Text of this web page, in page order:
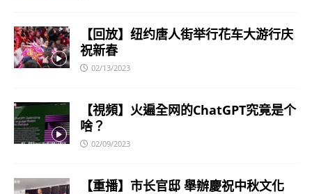
【回放】纽约唐人街举行花车大游行庆
祝新春
02/13/2023
【視頻】火遍全网的ChatGPT究竟是个
啥？
02/09/2023
【重播】市长官邸 舉辦慶祝中秋文化